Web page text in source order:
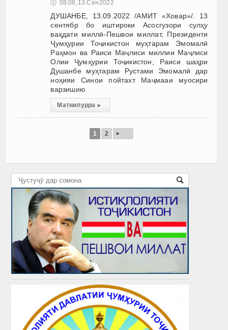
🕔 08:08, 13.Сен 2022
ДУШАНБЕ, 13.09.2022 /АМИТ «Ховар»/. 13
сентябр бо иштироки Асосгузори сулҳу
ваҳдати миллӣ-Пешвои миллат, Президенти
Ҷумҳурии Тоҷикистон муҳтарам Эмомалӣ
Раҳмон ва Раиси Маҷлиси миллии Маҷлиси
Олии Ҷумҳурии Тоҷикистон, Раиси шаҳри
Душанбе муҳтарам Рустами Эмомалӣ дар
ноҳияи Синои пойтахт Маҷмааи муосири
варзишию
Матни пурра ▸
1 2 ▸